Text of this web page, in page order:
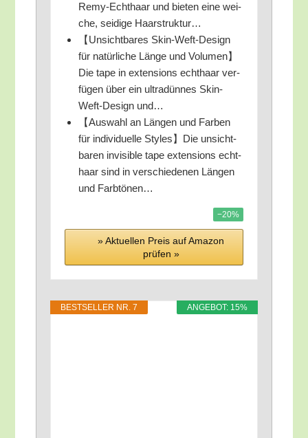
Remy-Echt­haar und bie­ten eine wei­
che, sei­di­ge Haarstruktur…
【Unsicht­ba­res Skin-Weft-Design
für natür­li­che Län­ge und Volumen】
Die tape in exten­si­ons echt­haar ver­
fü­gen über ein ultra­dün­nes Skin-
Weft-Design und…
【Aus­wahl an Län­gen und Far­ben
für indi­vi­du­el­le Styles】Die unsicht­
ba­ren invi­si­ble tape exten­si­ons echt­
haar sind in ver­schie­de­nen Län­gen
und Farbtönen…
−20%
» Aktu­el­len Preis auf Ama­zon
prü­fen »
ANGE­BOT: 15%
BEST­SEL­LER NR. 7